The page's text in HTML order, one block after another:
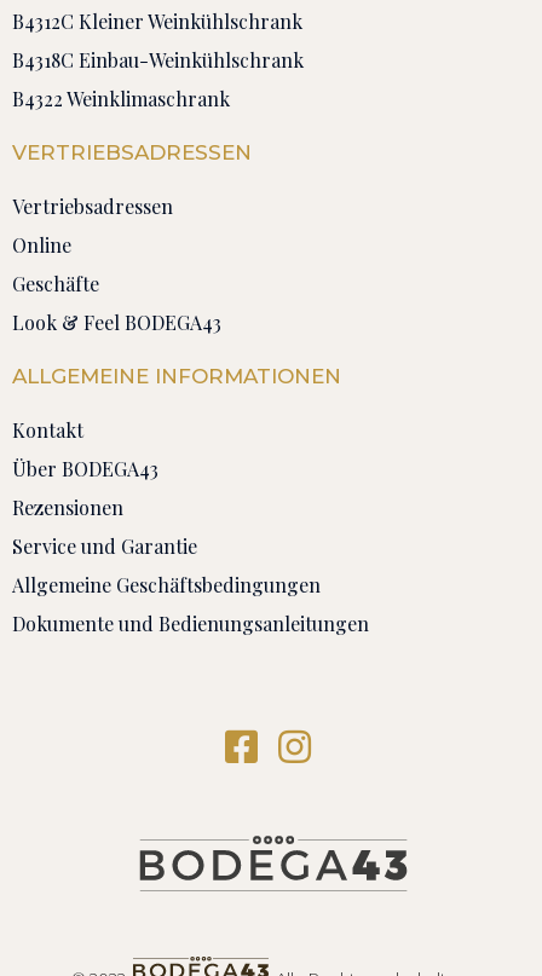
B4312C Kleiner Weinkühlschrank
B4318C Einbau-Weinkühlschrank
B4322 Weinklimaschrank
VERTRIEBSADRESSEN
Vertriebsadressen
Online
Geschäfte
Look & Feel BODEGA43
ALLGEMEINE INFORMATIONEN
Kontakt
Über BODEGA43
Rezensionen
Service und Garantie
Allgemeine Geschäftsbedingungen
Dokumente und Bedienungsanleitungen